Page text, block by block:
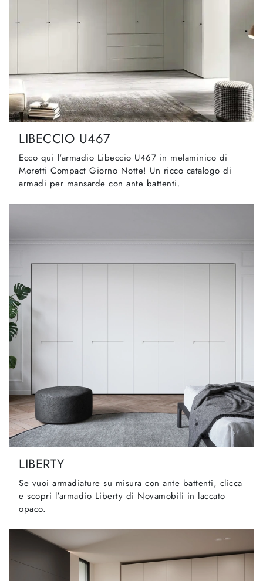
LIBECCIO U467
Ecco qui l'armadio Libeccio U467 in melaminico di
Moretti Compact Giorno Notte! Un ricco catalogo di
armadi per mansarde con ante battenti.
LIBERTY
Se vuoi armadiature su misura con ante battenti, clicca
e scopri l'armadio Liberty di Novamobili in laccato
opaco.